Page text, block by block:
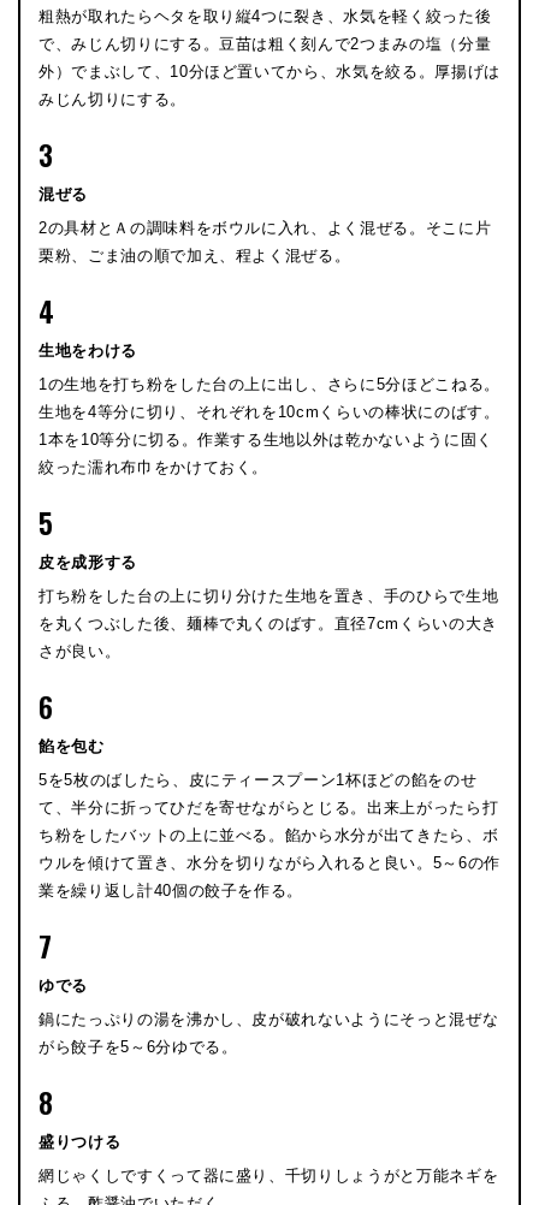
粗熱が取れたらヘタを取り縦4つに裂き、水気を軽く絞った後
で、みじん切りにする。豆苗は粗く刻んで2つまみの塩（分量
外）でまぶして、10分ほど置いてから、水気を絞る。厚揚げは
みじん切りにする。
3
混ぜる
2の具材とＡの調味料をボウルに入れ、よく混ぜる。そこに片
栗粉、ごま油の順で加え、程よく混ぜる。
4
生地をわける
1の生地を打ち粉をした台の上に出し、さらに5分ほどこねる。
生地を4等分に切り、それぞれを10cmくらいの棒状にのばす。
1本を10等分に切る。作業する生地以外は乾かないように固く
絞った濡れ布巾をかけておく。
5
皮を成形する
打ち粉をした台の上に切り分けた生地を置き、手のひらで生地
を丸くつぶした後、麺棒で丸くのばす。直径7cmくらいの大き
さが良い。
6
餡を包む
5を5枚のばしたら、皮にティースプーン1杯ほどの餡をのせ
て、半分に折ってひだを寄せながらとじる。出来上がったら打
ち粉をしたバットの上に並べる。餡から水分が出てきたら、ボ
ウルを傾けて置き、水分を切りながら入れると良い。5～6の作
業を繰り返し計40個の餃子を作る。
7
ゆでる
鍋にたっぷりの湯を沸かし、皮が破れないようにそっと混ぜな
がら餃子を5～6分ゆでる。
8
盛りつける
網じゃくしですくって器に盛り、千切りしょうがと万能ネギを